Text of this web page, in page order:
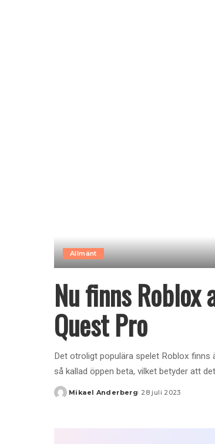
Allmänt
Nu finns
Quest Pro
Det otroligt populära spelet Roblox finns
så kallad öppen beta, vilket betyder att
Posted
Mikael Anderberg 28 juli 2023